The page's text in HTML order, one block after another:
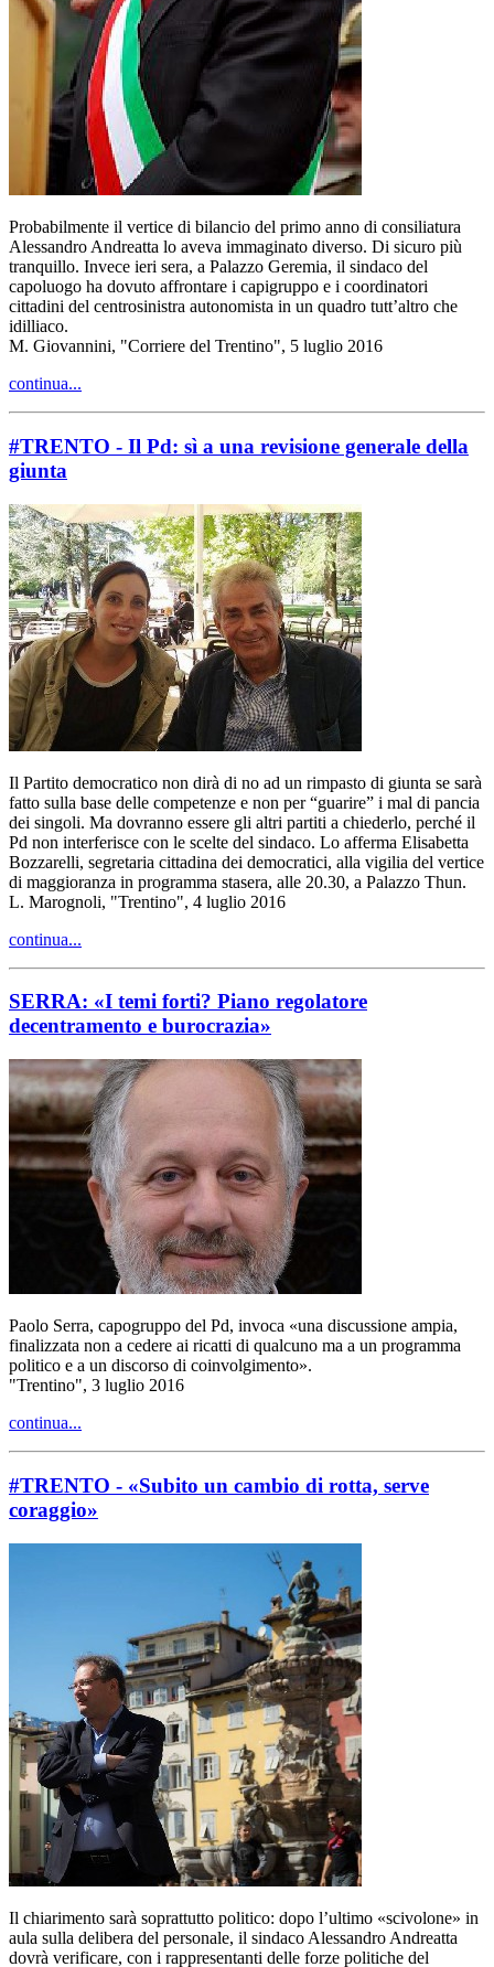
Probabilmente il vertice di bilancio del primo anno di consiliatura
Alessandro Andreatta lo aveva immaginato diverso. Di sicuro più
tranquillo. Invece ieri sera, a Palazzo Geremia, il sindaco del
capoluogo ha dovuto affrontare i capigruppo e i coordinatori
cittadini del centrosinistra autonomista in un quadro tutt’altro che
idilliaco.
M. Giovannini, "Corriere del Trentino", 5 luglio 2016
continua...
#TRENTO - Il Pd: sì a una revisione generale della
giunta
Il Partito democratico non dirà di no ad un rimpasto di giunta se sarà
fatto sulla base delle competenze e non per “guarire” i mal di pancia
dei singoli. Ma dovranno essere gli altri partiti a chiederlo, perché il
Pd non interferisce con le scelte del sindaco. Lo afferma Elisabetta
Bozzarelli, segretaria cittadina dei democratici, alla vigilia del vertice
di maggioranza in programma stasera, alle 20.30, a Palazzo Thun.
L. Marognoli, "Trentino", 4 luglio 2016
continua...
SERRA: «I temi forti? Piano regolatore
decentramento e burocrazia»
Paolo Serra, capogruppo del Pd, invoca «una discussione ampia,
finalizzata non a cedere ai ricatti di qualcuno ma a un programma
politico e a un discorso di coinvolgimento».
"Trentino", 3 luglio 2016
continua...
#TRENTO - «Subito un cambio di rotta, serve
coraggio»
Il chiarimento sarà soprattutto politico: dopo l’ultimo «scivolone» in
aula sulla delibera del personale, il sindaco Alessandro Andreatta
dovrà verificare, con i rappresentanti delle forze politiche del